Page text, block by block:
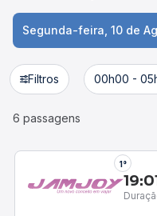
Segunda-feira, 10 de
Filtros 00h00 -
6 passagens
1°